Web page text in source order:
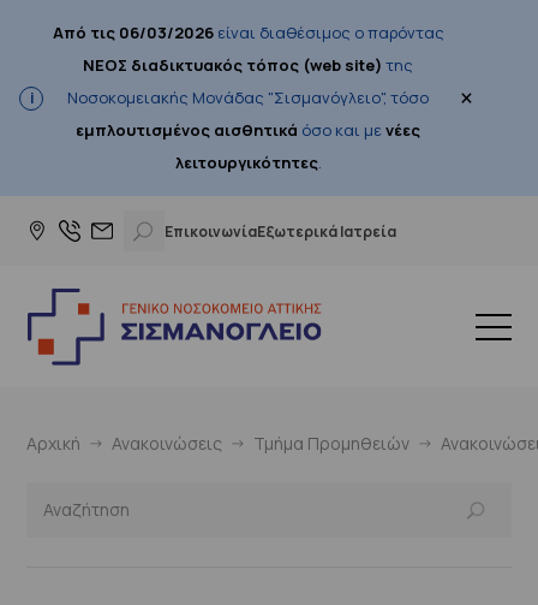
Από τις 06/03/2026είναι διαθέσιμος ο παρόντας
ΝΕΟΣ διαδικτυακός τόπος (web site) της
Νοσοκομειακής Μονάδας "Σισμανόγλειο", τόσο
εμπλουτισμένος αισθητικά όσο και μενέες
λειτουργικότητες.
×
ΕπικοινωνίαΕξωτερικά Ιατρεία
Αρχική Ανακοινώσεις Τμήμα Προμηθειών